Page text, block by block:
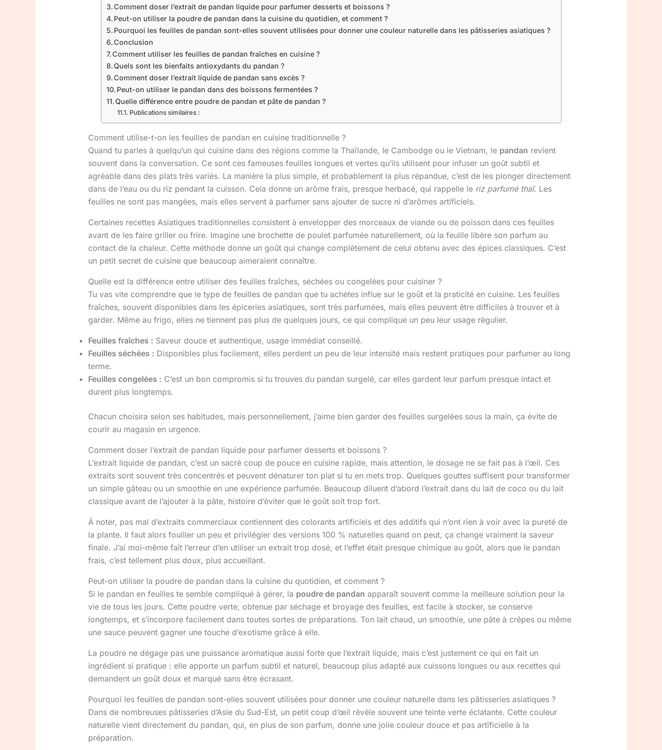
Comment doser l’extrait de pandan liquide pour parfumer desserts et boissons ?
Peut-on utiliser la poudre de pandan dans la cuisine du quotidien, et comment ?
Pourquoi les feuilles de pandan sont-elles souvent utilisées pour donner une couleur naturelle dans les pâtisseries asiatiques ?
Conclusion
Comment utiliser les feuilles de pandan fraîches en cuisine ?
Quels sont les bienfaits antioxydants du pandan ?
Comment doser l’extrait liquide de pandan sans excès ?
Peut-on utiliser le pandan dans des boissons fermentées ?
Quelle différence entre poudre de pandan et pâte de pandan ?
Publications similaires :
Comment utilise-t-on les feuilles de pandan en cuisine traditionnelle ?
Quand tu parles à quelqu’un qui cuisine dans des régions comme la Thaïlande, le Cambodge ou le Vietnam, le pandan revient
souvent dans la conversation. Ce sont ces fameuses feuilles longues et vertes qu’ils utilisent pour infuser un goût subtil et
agréable dans des plats très variés. La manière la plus simple, et probablement la plus répandue, c’est de les plonger directement
dans de l’eau ou du riz pendant la cuisson. Cela donne un arôme frais, presque herbacé, qui rappelle le riz parfumé thaï. Les
feuilles ne sont pas mangées, mais elles servent à parfumer sans ajouter de sucre ni d’arômes artificiels.
Certaines recettes Asiatiques traditionnelles consistent à envelopper des morceaux de viande ou de poisson dans ces feuilles
avant de les faire griller ou frire. Imagine une brochette de poulet parfumée naturellement, où la feuille libère son parfum au
contact de la chaleur. Cette méthode donne un goût qui change complètement de celui obtenu avec des épices classiques. C’est
un petit secret de cuisine que beaucoup aimeraient connaître.
Quelle est la différence entre utiliser des feuilles fraîches, séchées ou congelées pour cuisiner ?
Tu vas vite comprendre que le type de feuilles de pandan que tu achètes influe sur le goût et la praticité en cuisine. Les feuilles
fraîches, souvent disponibles dans les épiceries asiatiques, sont très parfumées, mais elles peuvent être difficiles à trouver et à
garder. Même au frigo, elles ne tiennent pas plus de quelques jours, ce qui complique un peu leur usage régulier.
Feuilles fraîches : Saveur douce et authentique, usage immédiat conseillé.
Feuilles séchées : Disponibles plus facilement, elles perdent un peu de leur intensité mais restent pratiques pour parfumer au long
terme.
Feuilles congelées : C’est un bon compromis si tu trouves du pandan surgelé, car elles gardent leur parfum presque intact et
durent plus longtemps.
Chacun choisira selon ses habitudes, mais personnellement, j’aime bien garder des feuilles surgelées sous la main, ça évite de
courir au magasin en urgence.
Comment doser l’extrait de pandan liquide pour parfumer desserts et boissons ?
L’extrait liquide de pandan, c’est un sacré coup de pouce en cuisine rapide, mais attention, le dosage ne se fait pas à l’œil. Ces
extraits sont souvent très concentrés et peuvent dénaturer ton plat si tu en mets trop. Quelques gouttes suffisent pour transformer
un simple gâteau ou un smoothie en une expérience parfumée. Beaucoup diluent d’abord l’extrait dans du lait de coco ou du lait
classique avant de l’ajouter à la pâte, histoire d’éviter que le goût soit trop fort.
À noter, pas mal d’extraits commerciaux contiennent des colorants artificiels et des additifs qui n’ont rien à voir avec la pureté de
la plante. Il faut alors fouiller un peu et privilégier des versions 100 % naturelles quand on peut, ça change vraiment la saveur
finale. J’ai moi-même fait l’erreur d’en utiliser un extrait trop dosé, et l’effet était presque chimique au goût, alors que le pandan
frais, c’est tellement plus doux, plus accueillant.
Peut-on utiliser la poudre de pandan dans la cuisine du quotidien, et comment ?
Si le pandan en feuilles te semble compliqué à gérer, la poudre de pandan apparaît souvent comme la meilleure solution pour la
vie de tous les jours. Cette poudre verte, obtenue par séchage et broyage des feuilles, est facile à stocker, se conserve
longtemps, et s’incorpore facilement dans toutes sortes de préparations. Ton lait chaud, un smoothie, une pâte à crêpes ou même
une sauce peuvent gagner une touche d’exotisme grâce à elle.
La poudre ne dégage pas une puissance aromatique aussi forte que l’extrait liquide, mais c’est justement ce qui en fait un
ingrédient si pratique : elle apporte un parfum subtil et naturel, beaucoup plus adapté aux cuissons longues ou aux recettes qui
demandent un goût doux et marqué sans être écrasant.
Pourquoi les feuilles de pandan sont-elles souvent utilisées pour donner une couleur naturelle dans les pâtisseries asiatiques ?
Dans de nombreuses pâtisseries d’Asie du Sud-Est, un petit coup d’œil révèle souvent une teinte verte éclatante. Cette couleur
naturelle vient directement du pandan, qui, en plus de son parfum, donne une jolie couleur douce et pas artificielle à la
préparation.